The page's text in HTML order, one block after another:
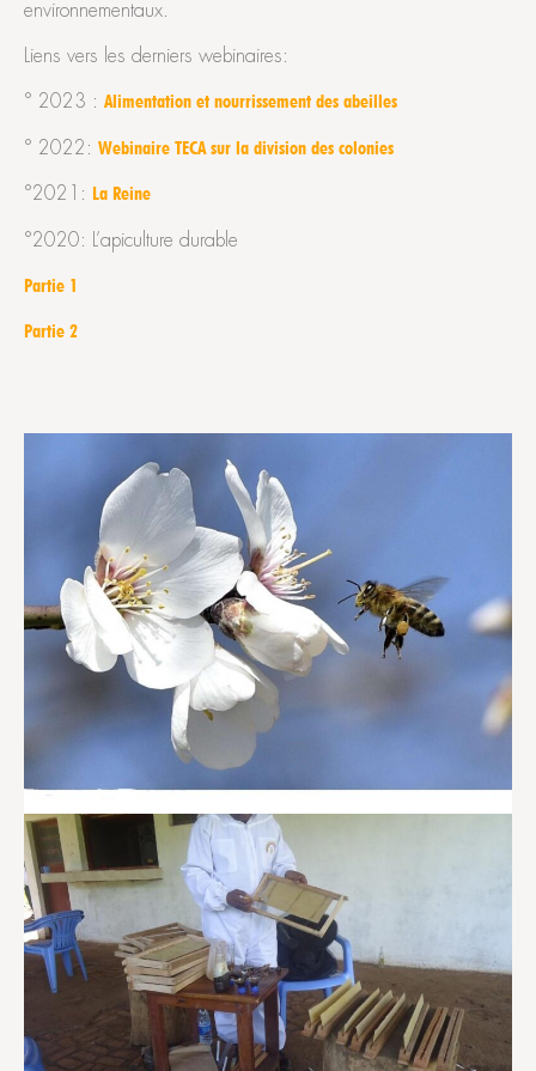
environnementaux.
Liens vers les derniers webinaires:
° 2023 : Alimentation et nourrissement des abeilles
° 2022: Webinaire TECA sur la division des colonies
°2021: La Reine
°2020: L’apiculture durable
Partie 1
Partie 2